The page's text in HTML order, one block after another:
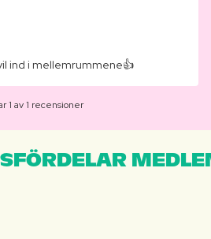
ind i mellemrummene👍
1 av 1 recensioner